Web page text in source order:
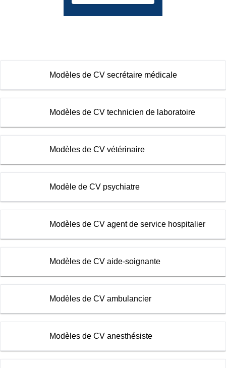
Modèles de CV secrétaire médicale
Modèles de CV technicien de laboratoire
Modèles de CV vétérinaire
Modèle de CV psychiatre
Modèles de CV agent de service hospitalier
Modèles de CV aide-soignante
Modèles de CV ambulancier
Modèles de CV anesthésiste